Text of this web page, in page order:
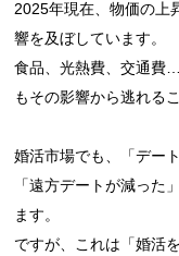
2025年現在、物価の上
響を及ぼしています。
食品、光熱費、交通費
もその影響から逃れる
婚活市場でも、「デー
「遠方デートが減った
ます。
ですが、これは「婚活